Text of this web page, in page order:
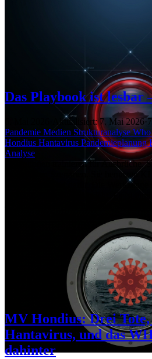
Das Playbook ist
Aktualisiert: 7. Mai 2026·
Pandemie Medien Strukturanalyse
Hondius Hantavirus Pandemieplanung
Analyse
Institutionen trainieren für Ausbrüche.
modellieren Szenarien. Sie benutzen
Wir benutzen KI dafür. Die Werkzeuge
MV Hondius: Drei Tote,
Hantavirus, und das
dahinter